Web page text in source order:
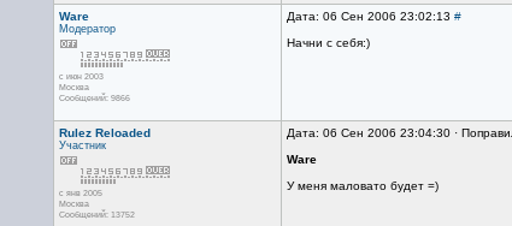
Ware
Модератор
с июн 2003
Москва
Сообщений: 9866
Дата: 06 Сен 2006 23:02:13 #
Начни с себя:)
Rulez Reloaded
Участник
с янв 2005
Москва
Сообщений: 13752
Дата: 06 Сен 2006 23:04:30 ·
Ware
У меня маловато будет =)